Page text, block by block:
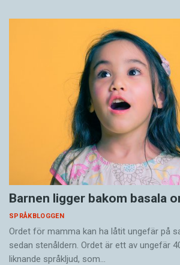
Barnen ligger bakom basala
SPRÅKBLOGGEN
Ordet för mamma kan ha låtit ungefär på
sedan stenåldern. Ordet är ett av ungefär
liknande språkljud, som…